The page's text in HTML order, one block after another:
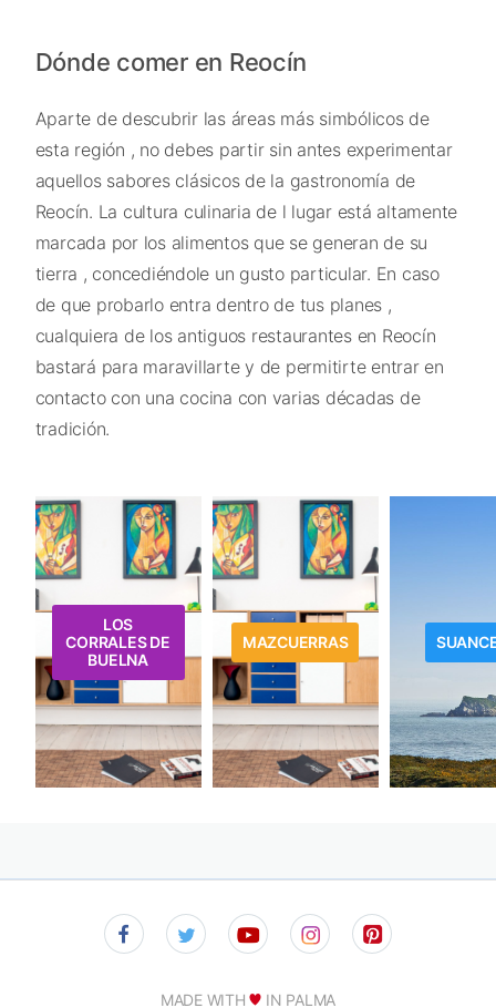
Dónde comer en Reocín
Aparte de descubrir las áreas más simbólicos de
esta región , no debes partir sin antes experimentar
aquellos sabores clásicos de la gastronomía de
Reocín. La cultura culinaria de l lugar está altamente
marcada por los alimentos que se generan de su
tierra , concediéndole un gusto particular. En caso
de que probarlo entra dentro de tus planes ,
cualquiera de los antiguos restaurantes en Reocín
bastará para maravillarte y de permitirte entrar en
contacto con una cocina con varias décadas de
tradición.
LOS
CORRALES DE
BUELNA
MAZCUERRAS
MADE WITH IN PALMA